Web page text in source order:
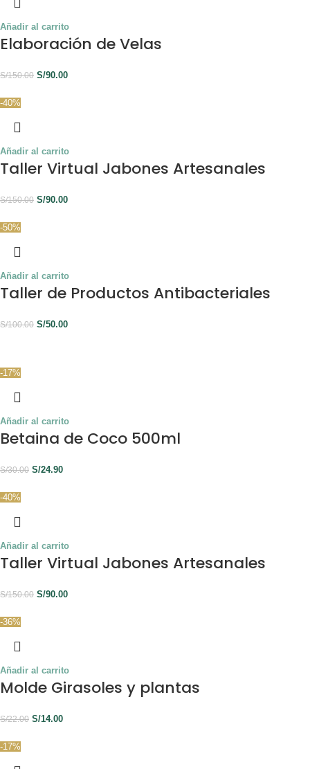
Añadir al carrito
Elaboración de Velas
S/150.00 S/90.00
-40%
Añadir al carrito
Taller Virtual Jabones Artesanales
S/150.00 S/90.00
-50%
Añadir al carrito
Taller de Productos Antibacteriales
S/100.00 S/50.00
-17%
Añadir al carrito
Betaina de Coco 500ml
S/30.00 S/24.90
-40%
Añadir al carrito
Taller Virtual Jabones Artesanales
S/150.00 S/90.00
-36%
Añadir al carrito
Molde Girasoles y plantas
S/22.00 S/14.00
-17%